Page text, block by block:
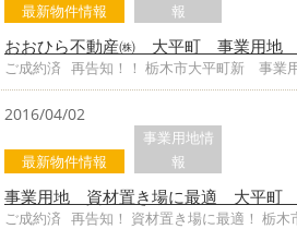
最新物件情報
報
おおひら不動産㈱ 大平町 事業用
ご成約済 再告知！！ 栃木市大平町新 事業
2016/04/02
最新物件情報
事業用地情
報
事業用地 資材置き場に最適 大平
ご成約済 再告知！ 資材置き場に最適！ 栃